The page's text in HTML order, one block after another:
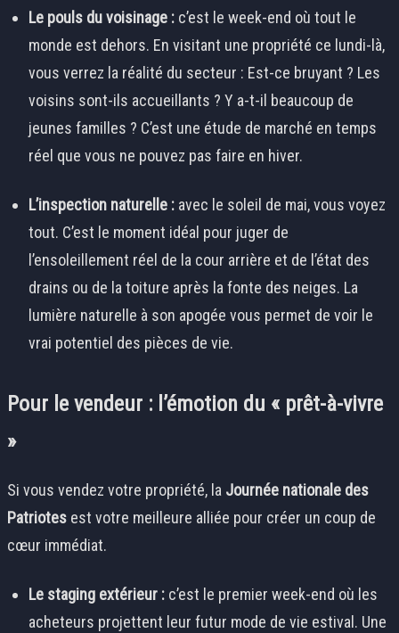
Le pouls du voisinage : c’est le week-end où tout le
monde est dehors. En visitant une propriété ce lundi-là,
vous verrez la réalité du secteur : Est-ce bruyant ? Les
voisins sont-ils accueillants ? Y a-t-il beaucoup de
jeunes familles ? C’est une étude de marché en temps
réel que vous ne pouvez pas faire en hiver.
L’inspection naturelle : avec le soleil de mai, vous voyez
tout. C’est le moment idéal pour juger de
l’ensoleillement réel de la cour arrière et de l’état des
drains ou de la toiture après la fonte des neiges. La
lumière naturelle à son apogée vous permet de voir le
vrai potentiel des pièces de vie.
Pour le vendeur : l’émotion du « prêt-à-vivre
»
Si vous vendez votre propriété, la Journée nationale des
Patriotes est votre meilleure alliée pour créer un coup de
cœur immédiat.
Le staging extérieur : c’est le premier week-end où les
acheteurs projettent leur futur mode de vie estival. Une